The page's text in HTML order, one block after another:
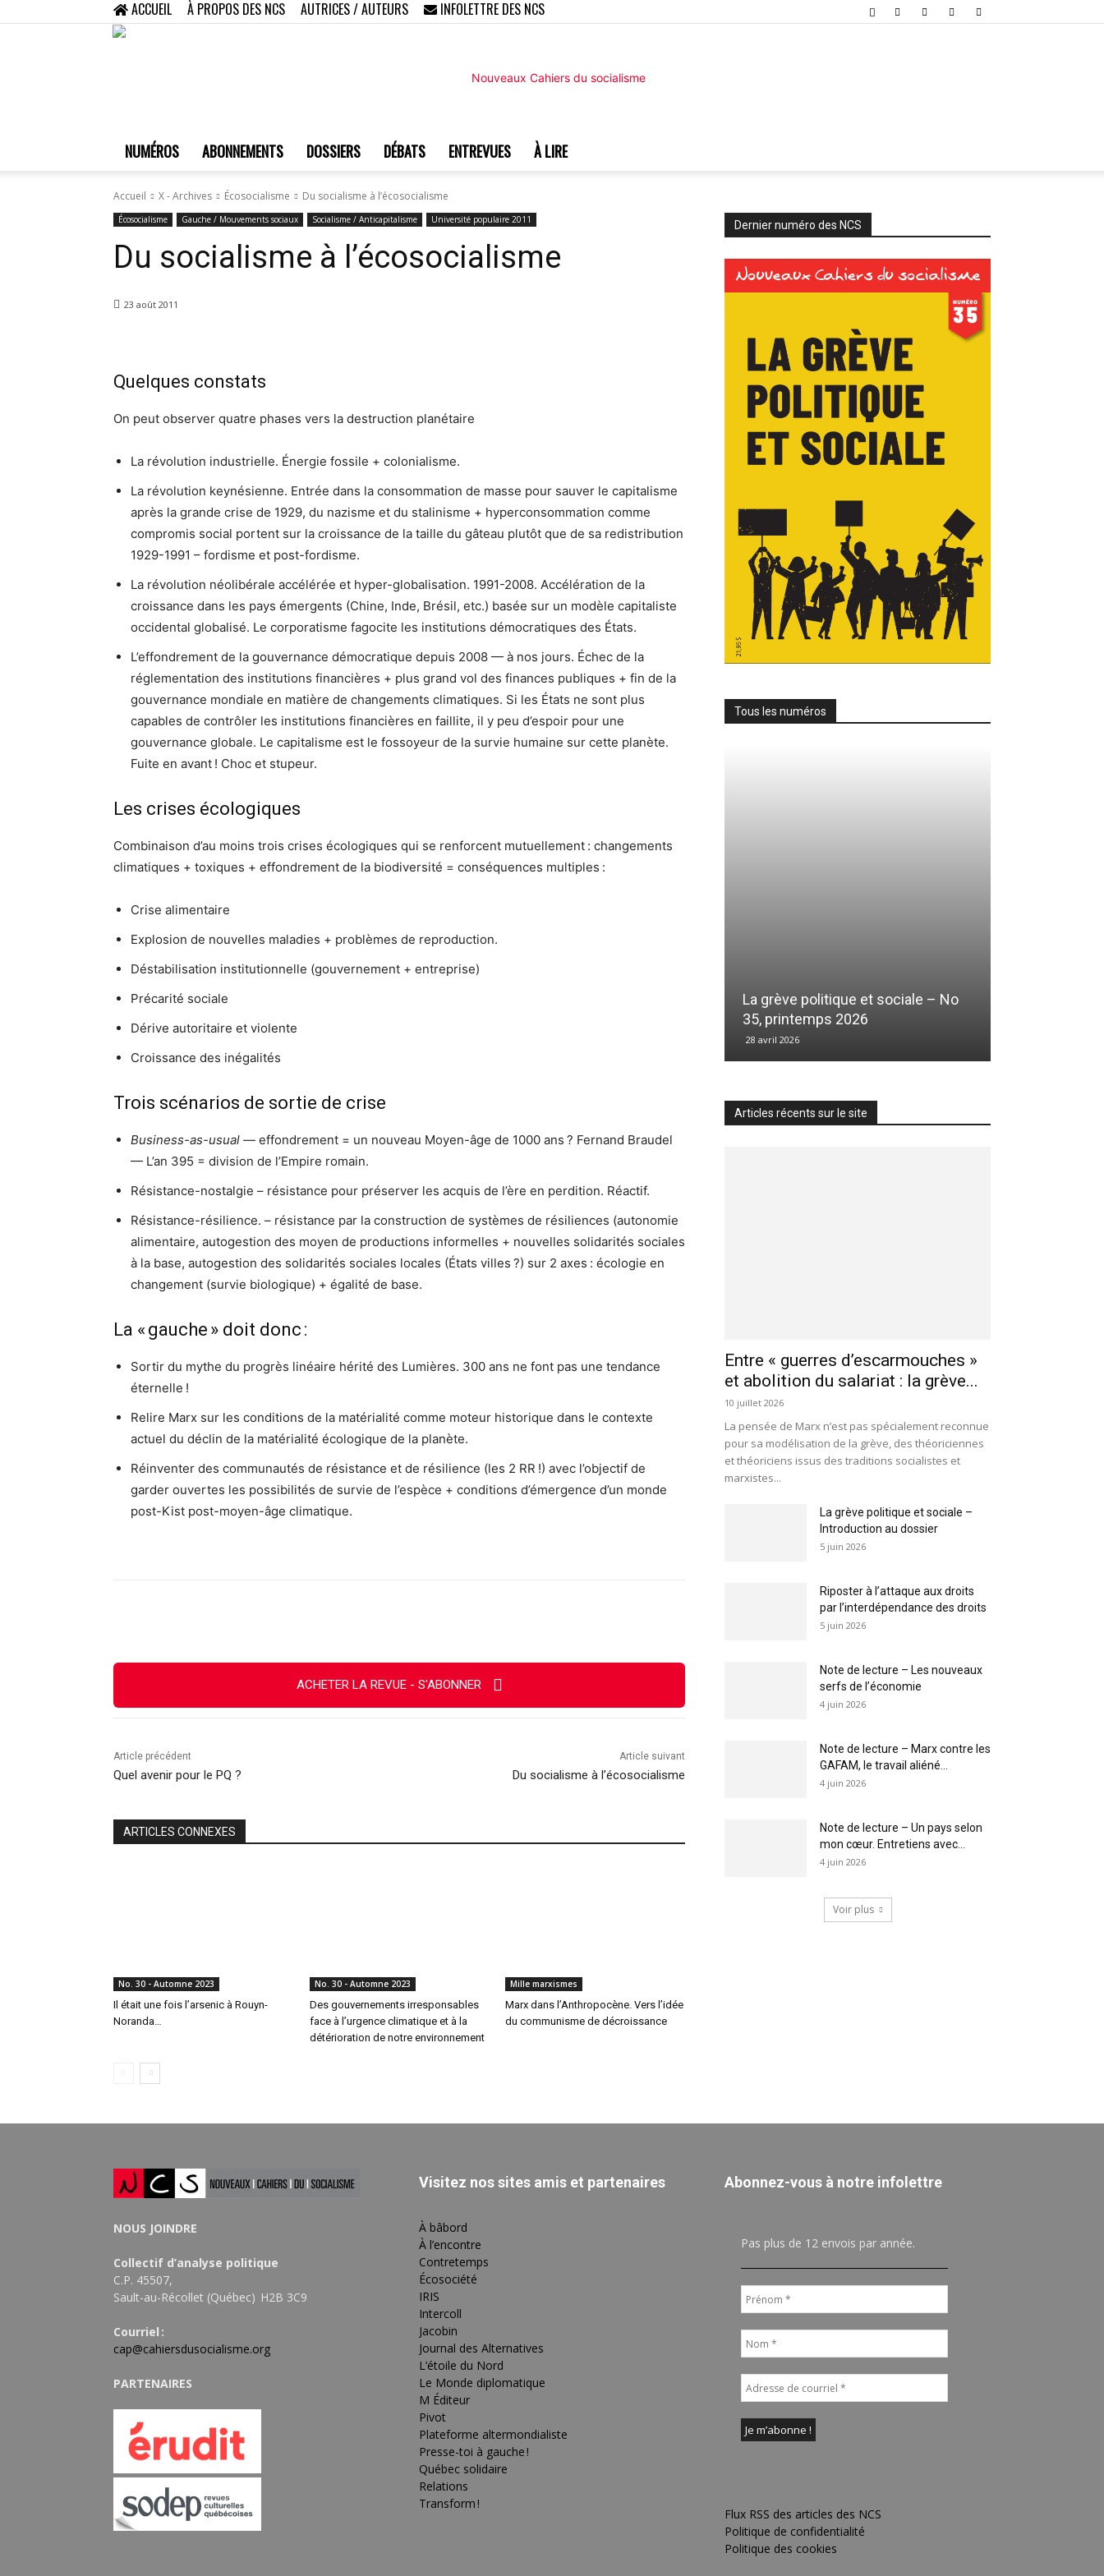
ACCUEIL À PROPOS DES NCS AUTRICES / AUTEURS INFOLETTRE DES NCS
socialisme
NUMÉROS ABONNEMENTS DOSSIERS DÉBATS ENTREVUES À LIRE
Accueil X - Archives Écosocialisme Du socialisme à l’écosocialisme
Écosocialisme Gauche / Mouvements sociaux Socialisme / Anticapitalisme Université populaire 2011
Du socialisme à l’écosocialisme
23 août 2011
Quelques constats
On peut observer quatre phases vers la destruction planétaire
La révolution industrielle. Énergie fossile + colonialisme.
La révolution keynésienne. Entrée dans la consommation de masse pour sauver le capitalisme
après la grande crise de 1929, du nazisme et du stalinisme + hyperconsommation comme
compromis social portent sur la croissance de la taille du gâteau plutôt que de sa redistribution
1929-1991 – fordisme et post-fordisme.
La révolution néolibérale accélérée et hyper-globalisation. 1991-2008. Accélération de la
croissance dans les pays émergents (Chine, Inde, Brésil, etc.) basée sur un modèle capitaliste
occidental globalisé. Le corporatisme fagocite les institutions démocratiques des États.
L’effondrement de la gouvernance démocratique depuis 2008 — à nos jours. Échec de la
réglementation des institutions financières + plus grand vol des finances publiques + fin de la
gouvernance mondiale en matière de changements climatiques. Si les États ne sont plus
capables de contrôler les institutions financières en faillite, il y peu d’espoir pour une
gouvernance globale. Le capitalisme est le fossoyeur de la survie humaine sur cette planète.
Fuite en avant ! Choc et stupeur.
Les crises écologiques
Combinaison d’au moins trois crises écologiques qui se renforcent mutuellement : changements
climatiques + toxiques + effondrement de la biodiversité = conséquences multiples :
Crise alimentaire
Explosion de nouvelles maladies + problèmes de reproduction.
Déstabilisation institutionnelle (gouvernement + entreprise)
Précarité sociale
Dérive autoritaire et violente
Croissance des inégalités
Trois scénarios de sortie de crise
Business-as-usual — effondrement = un nouveau Moyen-âge de 1000 ans ? Fernand Braudel
— L’an 395 = division de l’Empire romain.
Résistance-nostalgie – résistance pour préserver les acquis de l’ère en perdition. Réactif.
Résistance-résilience. – résistance par la construction de systèmes de résiliences (autonomie
alimentaire, autogestion des moyen de productions informelles + nouvelles solidarités sociales
à la base, autogestion des solidarités sociales locales (États villes ?) sur 2 axes : écologie en
changement (survie biologique) + égalité de base.
La « gauche » doit donc :
Sortir du mythe du progrès linéaire hérité des Lumières. 300 ans ne font pas une tendance
éternelle !
Relire Marx sur les conditions de la matérialité comme moteur historique dans le contexte
actuel du déclin de la matérialité écologique de la planète.
Réinventer des communautés de résistance et de résilience (les 2 RR !) avec l’objectif de
garder ouvertes les possibilités de survie de l’espèce + conditions d’émergence d’un monde
post-Kist post-moyen-âge climatique.
ACHETER LA REVUE - S'ABONNER
Article précédent
Quel avenir pour le PQ ?
Article suivant
Du socialisme à l’écosocialisme
ARTICLES CONNEXES
No. 30 - Automne 2023
Il était une fois l’arsenic à Rouyn-
Noranda…
No. 30 - Automne 2023
Des gouvernements irresponsables
face à l’urgence climatique et à la
détérioration de notre environnement
Mille marxismes
Marx dans l’Anthropocène. Vers l’idée
du communisme de décroissance
Dernier numéro des NCS
Tous les numéros
La grève politique et sociale – No
35, printemps 2026
28 avril 2026
Articles récents sur le site
Entre « guerres d’escarmouches »
et abolition du salariat : la grève...
10 juillet 2026
La pensée de Marx n’est pas spécialement reconnue
pour sa modélisation de la grève, des théoriciennes
et théoriciens issus des traditions socialistes et
marxistes...
La grève politique et sociale –
Introduction au dossier
5 juin 2026
Riposter à l’attaque aux droits
par l’interdépendance des droits
5 juin 2026
Note de lecture – Les nouveaux
serfs de l’économie
4 juin 2026
Note de lecture – Marx contre les
GAFAM, le travail aliéné...
4 juin 2026
Note de lecture – Un pays selon
mon cœur. Entretiens avec...
4 juin 2026
Voir plus
NOUS JOINDRE
Collectif d’analyse politique
C.P. 45507,
Sault-au-Récollet (Québec) H2B 3C9
Courriel :
cap@cahiersdusocialisme.org
PARTENAIRES
Visitez nos sites amis et partenaires
À bâbord
À l’encontre
Contretemps
Écosociété
IRIS
Intercoll
Jacobin
Journal des Alternatives
L’étoile du Nord
Le Monde diplomatique
M Éditeur
Pivot
Plateforme altermondialiste
Presse-toi à gauche !
Québec solidaire
Relations
Transform !
Abonnez-vous à notre infolettre
Pas plus de 12 envois par année.
Flux RSS des articles des NCS
Politique de confidentialité
Politique des cookies